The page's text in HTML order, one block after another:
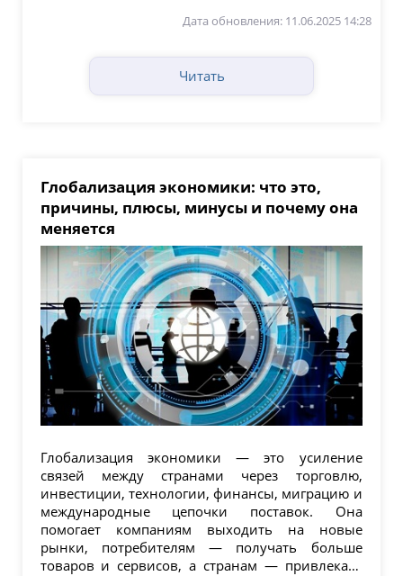
Дата обновления: 11.06.2025 14:28
Читать
Глобализация экономики: что это,
причины, плюсы, минусы и почему она
меняется
Глобализация экономики — это усиление
связей между странами через торговлю,
инвестиции, технологии, финансы, миграцию и
международные цепочки поставок. Она
помогает компаниям выходить на новые
рынки, потребителям — получать больше
товаров и сервисов, а странам — привлекать